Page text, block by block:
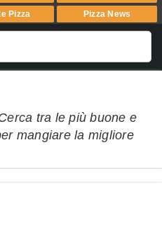
Pizza Pizza News
tra le più buone e
mangiare la migliore